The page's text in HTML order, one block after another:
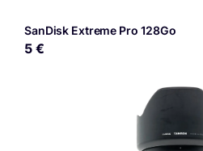
SanDisk Extreme Pro 128Go
5 €